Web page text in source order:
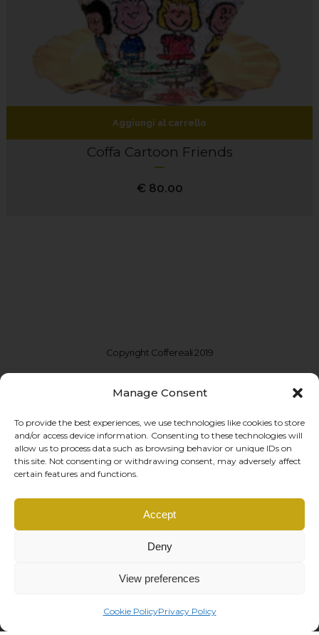
Manage Consent
To provide the best experiences, we use technologies like cookies to store
and/or access device information. Consenting to these technologies will
allow us to process data such as browsing behavior or unique IDs on
this site. Not consenting or withdrawing consent, may adversely affect
certain features and functions.
Accept
Deny
View preferences
Cookie PolicyPrivacy Policy
Aggiungi al carrello
Coffa Cartoon Friends
€ 80.00
Copyright Coffereali 2019
Coffe Reali Design di Morabito G. Susanna
Via Libertà, 97 – 90143 Palermo (PA)
P.IVA: IT06781690828 |info@coffereali.com
Condizioni di vendita